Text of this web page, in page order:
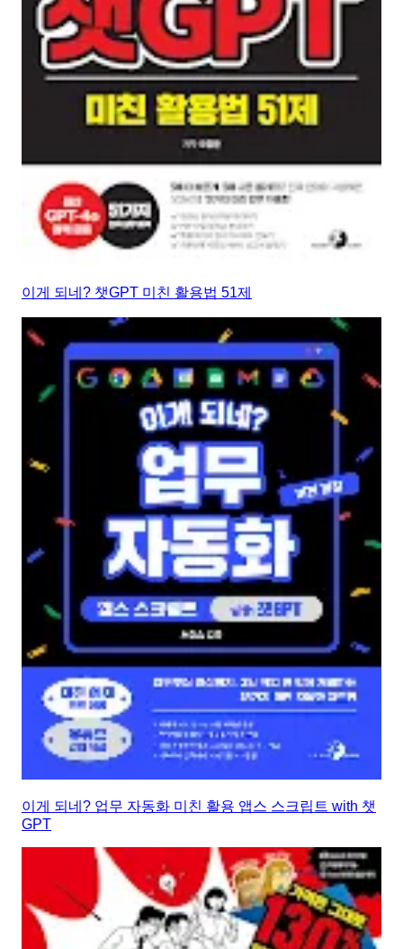
이게 되네? 챗GPT 미친 활용법 51제
이게 되네? 업무 자동화 미친 활용 앱스 스크립트 with 챗
GPT